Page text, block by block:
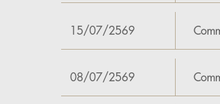
15/07/2569
08/07/2569